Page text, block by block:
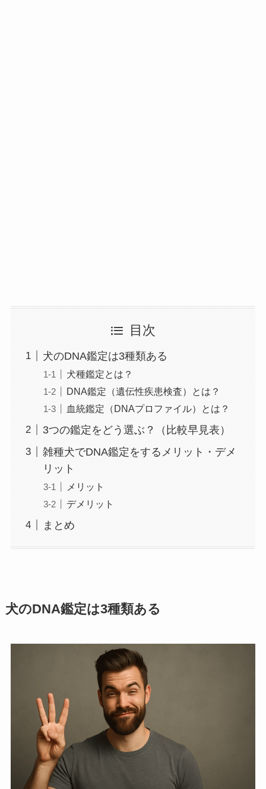
目次
犬のDNA鑑定は3種類ある
犬種鑑定とは？
DNA鑑定（遺伝性疾患検査）とは？
血統鑑定（DNAプロファイル）とは？
3つの鑑定をどう選ぶ？（比較早見表）
雑種犬でDNA鑑定をするメリット・デメ
リット
メリット
デメリット
まとめ
犬のDNA鑑定は3種類ある